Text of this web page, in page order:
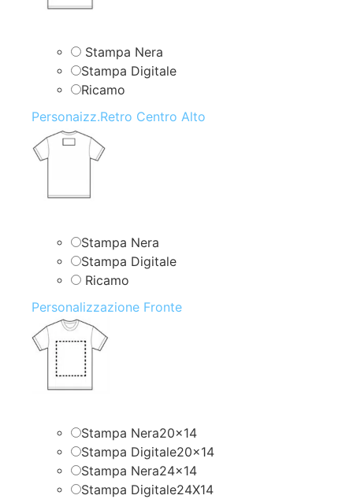
Stampa Nera
Stampa Digitale
Ricamo
Personaizz.Retro Centro Alto
Stampa Nera
Stampa Digitale
Ricamo
Personalizzazione Fronte
Stampa Nera20x14
Stampa Digitale20x14
Stampa Nera24x14
Stampa Digitale24X14